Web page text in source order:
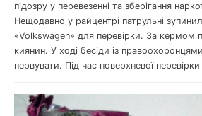
підозру у перевезенні та зберігання
Нещодавно у райцентрі патрульні
«Volkswagen» для перевірки. За кермом
киянин. У ході бесіди із
нервувати. Під час поверхневої